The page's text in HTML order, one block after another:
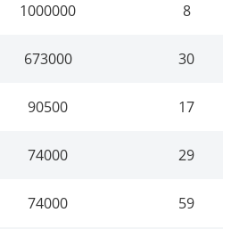
1000000 8
673000 30
90500 17
74000 29
74000 59